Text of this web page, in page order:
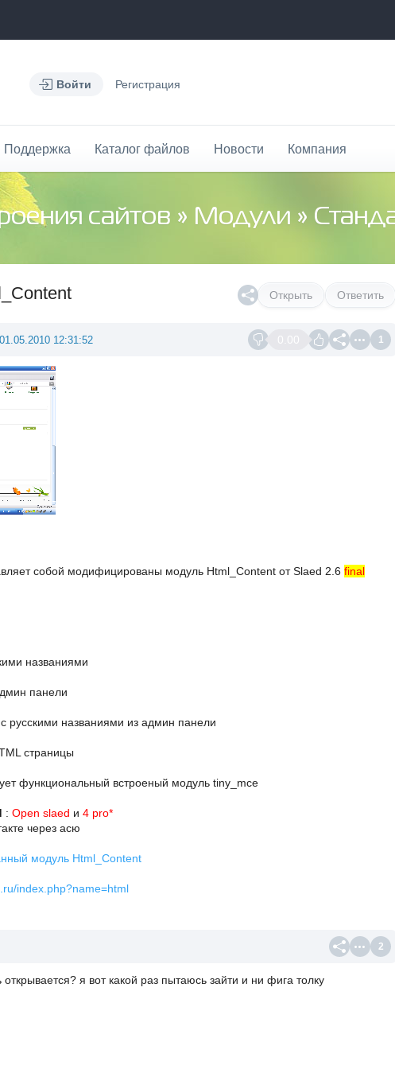
Войти Регистрация
Поддержка Каталог файлов Новости Компания
сайтов » Модули »
Открыть Ответить
0.00 1
01.05.2010 12:31:52
собой модифицированы модуль Html_Content от Slaed 2.6 final
названиями
панели
русскими названиями из админ панели
страницы
функциональный встроеный модуль tiny_mce
: Open slaed и 4 pro*
через асю
модуль Html_Content
index.php?name=html
2
открывается? я вот какой раз пытаюсь зайти и ни фига толку